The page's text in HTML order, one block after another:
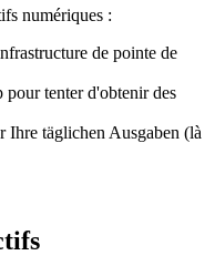
numériques :
de pointe de
tenter d'obtenir des
Ihre täglichen Ausgaben (là